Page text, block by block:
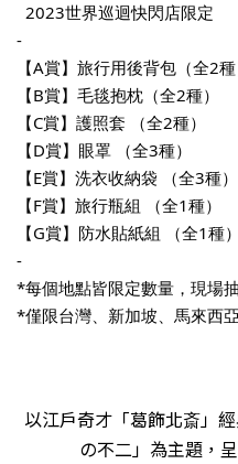
2023世界巡迴快閃店限定
-
【A賞】旅行用後背包（全2種
【B賞】毛毯抱枕（全2種）
【C賞】護照套 （全2種）
【D賞】眼罩 （全3種）
【E賞】 洗衣收納袋 （全3種）
【F賞】 旅行瓶組 （全1種）
【G賞】 防水貼紙組 （全1種）
-
*每個地點皆限定數量，現場
*僅限台灣、新加坡、馬來西
以江戶奇才「葛飾北斎」
の不二」為主題，